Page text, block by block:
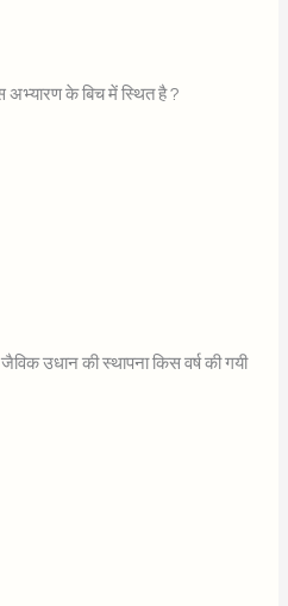
के बिच में स्थित है ?
उधान की स्थापना किस वर्ष की गयी